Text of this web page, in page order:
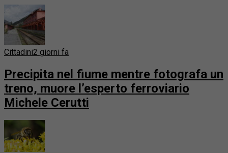
Cittadini2 giorni fa
Precipita nel fiume mentre fotografa un
treno, muore l’esperto ferroviario
Michele Cerutti